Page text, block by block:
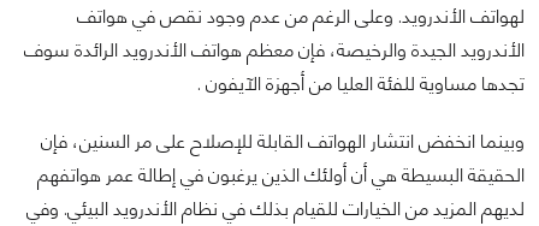
لهواتف الأندرويد. وعلى الرغم من عدم وجود نقص في هواتف
الأندرويد الجيدة والرخيصة، فإن معظم هواتف الأندرويد الرائدة سوف
تجدها مساوية للفئة العليا من أجهزة الآيفون .
وبينما انخفض انتشار الهواتف القابلة للإصلاح على مر السنين، فإن
الحقيقة البسيطة هي أن أولئك الذين يرغبون في إطالة عمر هواتفهم
لديهم المزيد من الخيارات للقيام بذلك في نظام الأندرويد البيئي. وفي